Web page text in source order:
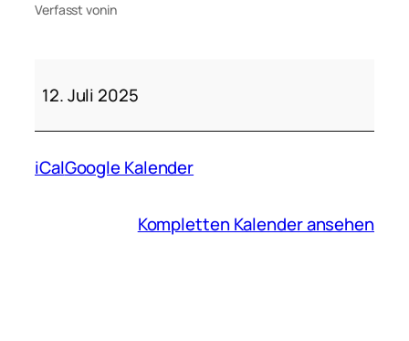
Verfasst vonin
Tag
12. Juli 2025
iCalGoogle Kalender
Kompletten Kalender ansehen